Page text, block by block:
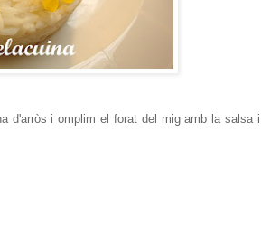
d'arròs i omplim el forat del mig amb la salsa i